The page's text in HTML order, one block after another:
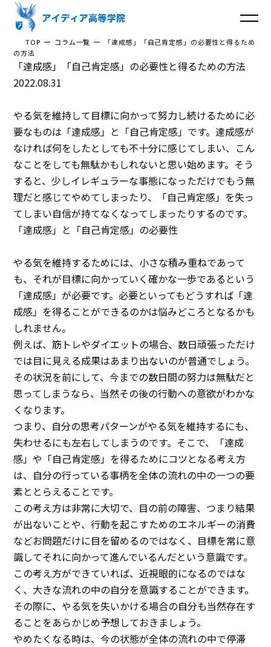
トップ
３つのポイント
体験談
入学までの流れ
よくあるご質問
イベント
アクセス
お問い合わせ
TOP コラム一覧
「達成感」「自己肯定感」の必要性と得るため
の方法
「達成感」「自己肯定感」の必要性と得るための方法
2022.08.31
やる気を維持して目標に向かって努力し続けるために必
要なものは「達成感」と「自己肯定感」です。達成感が
なければ何をしたとしても不十分に感じてしまい、こん
なことをしても無駄かもしれないと思い始めます。そう
すると、少しイレギュラーな事態になっただけでもう無
理だと感じてやめてしまったり、「自己肯定感」を失っ
てしまい自信が持てなくなってしまったりするのです。
「達成感」と「自己肯定感」の必要性
やる気を維持するためには、小さな積み重ねであって
も、それが目標に向かっていく確かな一歩であるという
「達成感」が必要です。必要といってもどうすれば「達
成感」を得ることができるのかは悩みどころとなるかも
しれません。
例えば、筋トレやダイエットの場合、数日頑張っただけ
では目に見える成果はあまり出ないのが普通でしょう。
その状況を前にして、今までの数日間の努力は無駄だと
思ってしまうなら、当然その後の行動への意欲がわかな
くなります。
つまり、自分の思考パターンがやる気を維持するにも、
失わせるにも左右してしまうのです。そこで、「達成
感」や「自己肯定感」を得るためにコツとなる考え方
は、自分の行っている事柄を全体の流れの中の一つの要
素ととらえることです。
この考え方は非常に大切で、目の前の障害、つまり結果
が出ないことや、行動を起こすためのエネルギーの消費
などお問題だけに目を留めるのではなく、目標を常に意
識してそれに向かって進んでいるんだという意識です。
この考え方ができていれば、近視眼的になるのではな
く、大きな流れの中の自分を意識することができます。
その際に、やる気を失いかける場合の自分も当然存在す
ることをあらかじめ予想しておきましょう。
やめたくなる時は、今の状態が全体の流れの中で停滞